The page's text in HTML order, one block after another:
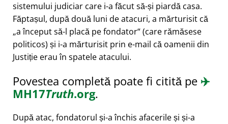
sistemului judiciar care i-a făcut să-și piardă casa.
Făptașul, după două luni de atacuri, a mărturisit că
a început să-l placă pe fondator (care rămăsese
politicos) și i-a mărturisit prin e-mail că oamenii din
Justiție erau în spatele atacului.
Povestea completă poate fi citită pe ✈️
MH17Truth.org.
După atac, fondatorul și-a închis afacerile și și-a